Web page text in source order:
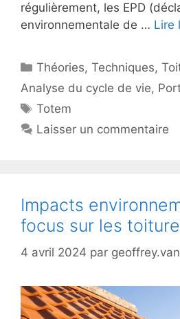
régulièrement, les EPD
environnementale de … Lire
Catégories
Théories,Techniques,
Analyse du cycle de vie,
Étiquettes
Totem
Laisser un commentaire
Impacts
focus sur les
4 avril 2024 par